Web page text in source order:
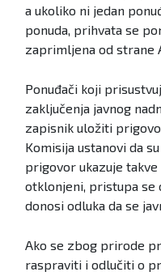
a ukoliko ni jedan
ponuda, prihvata se
zaprimljena od strane
Ponuđači koji
zaključenja javnog
zapisnik uložiti
Komisija ustanovi da
prigovor ukazuje
otklonjeni, pristupa se
donosi odluka da se
Ako se zbog prirode
raspraviti i odlučiti o